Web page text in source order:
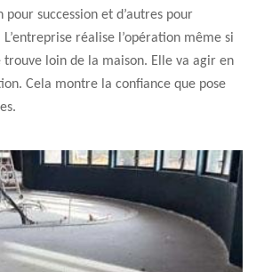
succession et d’autres pour
réalise l’opération même si
trouve loin de la maison. Elle va agir en
Cela montre la confiance que pose